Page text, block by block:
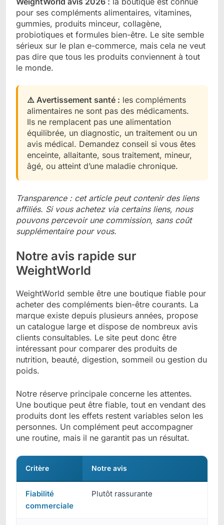
pour ses compléments alimentaires, vitamines,
gummies, produits minceur, collagène,
probiotiques et formules bien-être. Le site semble
sérieux sur le plan e-commerce, mais cela ne veut
pas dire que tous les produits conviennent à tout
le monde.
⚠️ Avertissement santé : les compléments
alimentaires ne sont pas des médicaments.
Ils ne remplacent pas une alimentation
équilibrée, un diagnostic, un traitement ou un
avis médical. Demandez conseil si vous êtes
enceinte, allaitante, sous traitement, mineur,
âgé, ou atteint d’une maladie chronique.
Transparence : cet article peut contenir des liens
affiliés. Si vous achetez via certains liens, nous
pouvons percevoir une commission, sans coût
supplémentaire pour vous.
Notre avis rapide sur
WeightWorld
WeightWorld semble être une boutique fiable pour
acheter des compléments bien-être courants. La
marque existe depuis plusieurs années, propose
un catalogue large et dispose de nombreux avis
clients consultables. Le site peut donc être
intéressant pour comparer des produits de
nutrition, beauté, digestion, sommeil ou gestion du
poids.
Notre réserve principale concerne les attentes.
Une boutique peut être fiable, tout en vendant des
produits dont les effets restent variables selon les
personnes. Un complément peut accompagner
une routine, mais il ne garantit pas un résultat.
Critère Notre avis
Fiabilité
commerciale
Plutôt rassurante